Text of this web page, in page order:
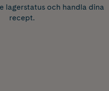
lagerstatus och handla dina
recept.